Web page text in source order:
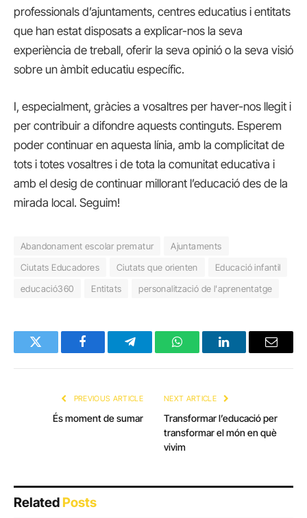
professionals d’ajuntaments, centres educatius i entitats
que han estat disposats a explicar-nos la seva
experiència de treball, oferir la seva opinió o la seva visió
sobre un àmbit educatiu específic.
I, especialment, gràcies a vosaltres per haver-nos llegit i
per contribuir a difondre aquests continguts. Esperem
poder continuar en aquesta línia, amb la complicitat de
tots i totes vosaltres i de tota la comunitat educativa i
amb el desig de continuar millorant l’educació des de la
mirada local. Seguim!
Abandonament escolar prematur
Ajuntaments
Ciutats Educadores
Ciutats que orienten
Educació infantil
educació360
Entitats personalització de l'aprenentatge
Twitter FacebookTelegramWhatsAppLinkedInEmail
PREVIOUS ARTICLE
És moment de sumar
NEXT ARTICLE
Transformar l’educació per
transformar el món en què
vivim
RelatedPosts